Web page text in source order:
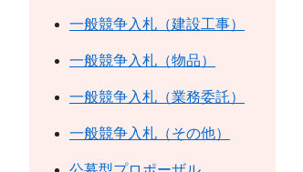
一般競争入札（建設工事）
一般競争入札（物品）
一般競争入札（業務委託）
一般競争入札（その他）